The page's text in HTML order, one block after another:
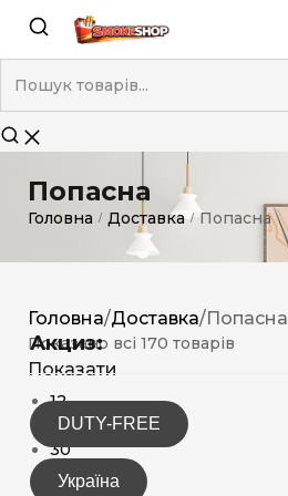
Попасна
Головна / Доставка / Попасна
Акциз:
DUTY-FREE
Україна
Головна/Доставка/Попасна
Показано всі 170 товарів
Показати
12
15
30